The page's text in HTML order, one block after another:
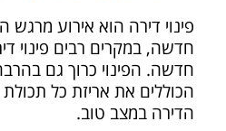
פינוי דירה הוא אירוע
חדשה, במקרים רבים פינוי
חדשה. הפינוי כרוך גם
הכוללים את אריזת כל
הדירה במצב טוב.